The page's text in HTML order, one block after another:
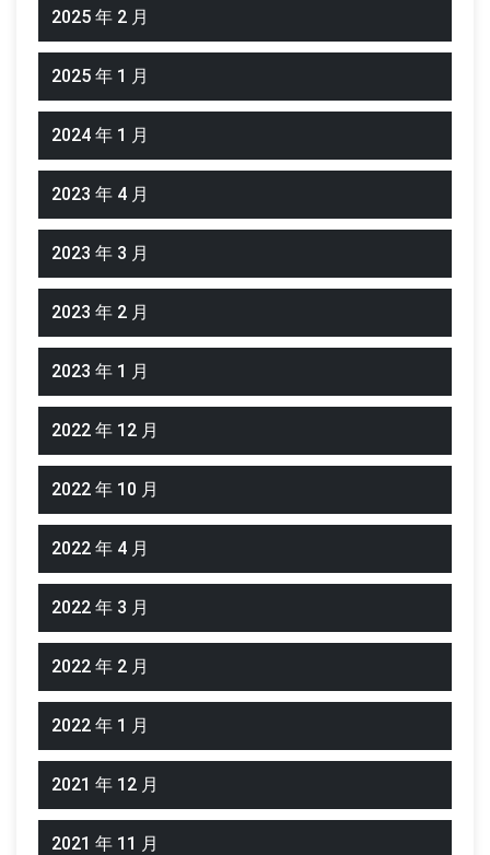
2025 年 2 月
2025 年 1 月
2024 年 1 月
2023 年 4 月
2023 年 3 月
2023 年 2 月
2023 年 1 月
2022 年 12 月
2022 年 10 月
2022 年 4 月
2022 年 3 月
2022 年 2 月
2022 年 1 月
2021 年 12 月
2021 年 11 月